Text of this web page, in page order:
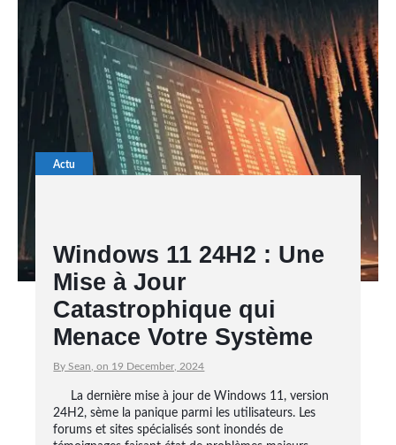
Actu
Windows 11 24H2 : Une
Mise à Jour
Catastrophique qui
Menace Votre Système
By Sean, on 19 December, 2024
La dernière mise à jour de Windows 11, version
24H2, sème la panique parmi les utilisateurs. Les
forums et sites spécialisés sont inondés de